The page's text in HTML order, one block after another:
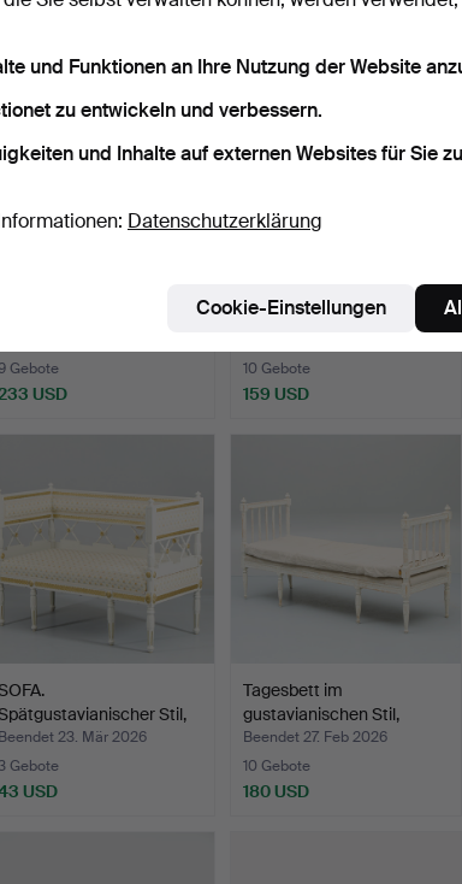
Gebote
USD
STINE GAM & ENRICO
FRATESI. Sessel. "Carto…
10 Gebote
159 USD
Stil,
des …
23. Mär 2026
Gebote
USD
Tagesbett im
gustavianischen Stil,
18./20.…
Beendet 27. Feb 2026
10 Gebote
180 USD
und Funktionen an Ihre Nutzung der Website
zu entwickeln und verbessern.
und Inhalte auf externen Websites für Sie
Datenschutzerklärung
Cookie-Einstellungen